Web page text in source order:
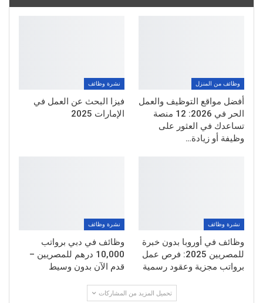
وظائف من المنزل
أفضل مواقع التوظيف والعمل
الحر في 2026: 12 منصة
تساعدك في العثور على
وظيفة أو زيادة…
نشرة وظائف
فيزا البحث عن العمل في
الإمارات 2025
نشرة وظائف
وظائف في أوروبا بدون خبرة
للمصريين 2025: فرص عمل
برواتب مجزية وعقود رسمية
نشرة وظائف
وظائف في دبي برواتب
10,000 درهم للمصريين –
قدم الآن بدون وسيط
تحميل المزيد من المشاركات